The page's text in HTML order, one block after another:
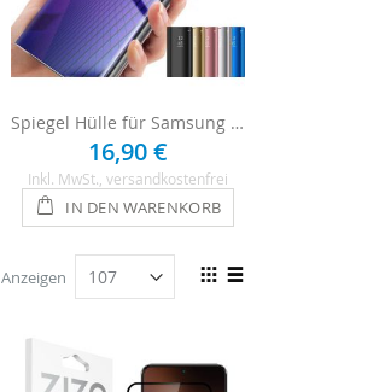
Spiegel Hülle für Samsung Galaxy S22
16,90 €
Inkl. MwSt. , versandkostenfrei
IN DEN WARENKORB
Ansicht
Anzeigen